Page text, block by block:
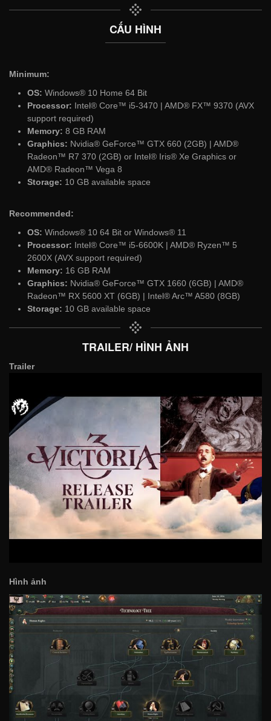
CẤU HÌNH
Minimum:
OS: Windows® 10 Home 64 Bit
Processor: Intel® Core™ i5-3470 | AMD® FX™ 9370 (AVX
support required)
Memory: 8 GB RAM
Graphics: Nvidia® GeForce™ GTX 660 (2GB) | AMD®
Radeon™ R7 370 (2GB) or Intel® Iris® Xe Graphics or
AMD® Radeon™ Vega 8
Storage: 10 GB available space
Recommended:
OS: Windows® 10 64 Bit or Windows® 11
Processor: Intel® Core™ i5-6600K | AMD® Ryzen™ 5
2600X (AVX support required)
Memory: 16 GB RAM
Graphics: Nvidia® GeForce™ GTX 1660 (6GB) | AMD®
Radeon™ RX 5600 XT (6GB) | Intel® Arc™ A580 (8GB)
Storage: 10 GB available space
TRAILER/ HÌNH ẢNH
Trailer
Hình ảnh